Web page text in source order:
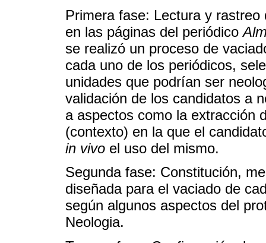
Primera fase: Lectura y
en las páginas del periódico
se realizó un proceso de
cada uno de los periódicos,
unidades que podrían ser
validación de los candidatos a
a aspectos como la extracción
(contexto) en la que el
in vivo el uso del mismo.
Segunda fase: Constitución,
diseñada para el vaciado de
según algunos aspectos del
Neologia.